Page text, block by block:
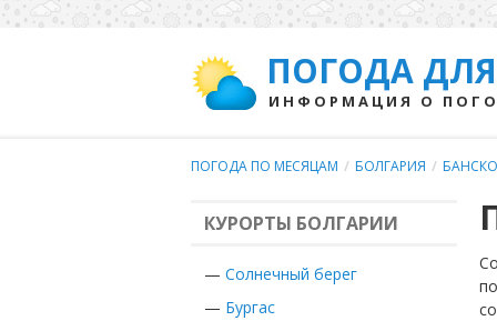
ПОГОДА
ИНФОРМАЦИЯ О
ПОГОДА ПО МЕСЯЦАМ / БОЛГАРИЯ / БАНСКО
КУРОРТЫ БОЛГАРИИ
— Солнечный берег
— Бургас